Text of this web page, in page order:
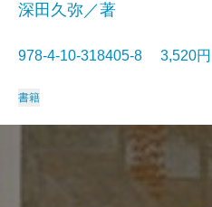
深田久弥／著
978-4-10-318405-8 3,520
書籍